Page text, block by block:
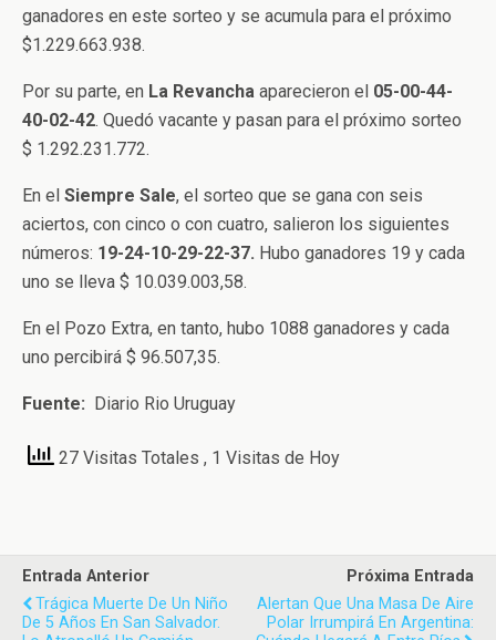
ganadores en este sorteo y se acumula para el próximo
$1.229.663.938.
Por su parte, en La Revancha aparecieron el 05-00-44-
40-02-42. Quedó vacante y pasan para el próximo sorteo
$ 1.292.231.772.
En el Siempre Sale, el sorteo que se gana con seis
aciertos, con cinco o con cuatro, salieron los siguientes
números: 19-24-10-29-22-37. Hubo ganadores 19 y cada
uno se lleva $ 10.039.003,58.
En el Pozo Extra, en tanto, hubo 1088 ganadores y cada
uno percibirá $ 96.507,35.
Fuente: Diario Rio Uruguay
27 Visitas Totales , 1 Visitas de Hoy
Entrada Anterior
Trágica Muerte De Un Niño
De 5 Años En San Salvador.
Próxima Entrada
Alertan Que Una Masa De Aire
Polar Irrumpirá En Argentina: